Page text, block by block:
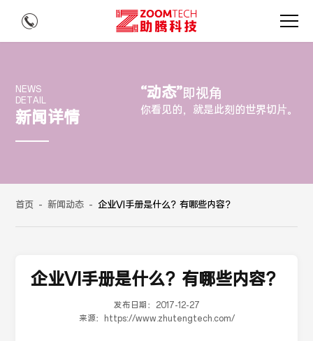
NEWS
DETAIL
新闻详情
“动态”即视角
你看见的，就是此刻的世界切片。
首页 - 新闻动态 - 企业VI手册是什么？有哪些内容？
企业VI手册是什么？有哪些内容？
发布日期：
2017-12-27
来源：
https://www.zhutengtech.com/